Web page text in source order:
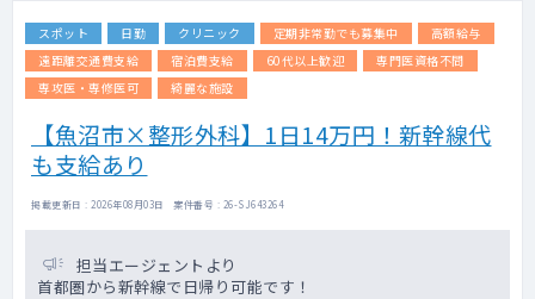
スポット 日勤 クリニック 定期非常勤でも募集中
高額給与
遠距離交通費支給
宿泊費支給 60代以上歓迎
専門医資格不問
専攻医・専修医可
綺麗な施設
【魚沼市×整形外科】1日14万円！新幹線代
も支給あり
掲載更新日 : 2026年08月03日 案件番号 : 26-SJ643264
担当エージェントより
首都圏から新幹線で日帰り可能です！